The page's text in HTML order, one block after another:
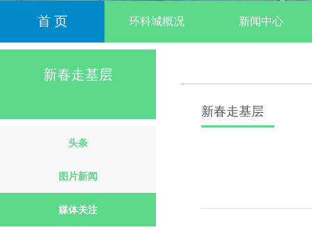
首 页 环科城概况 新闻中心
新春走基层
头条
图片新闻
媒体关注
新春走基层